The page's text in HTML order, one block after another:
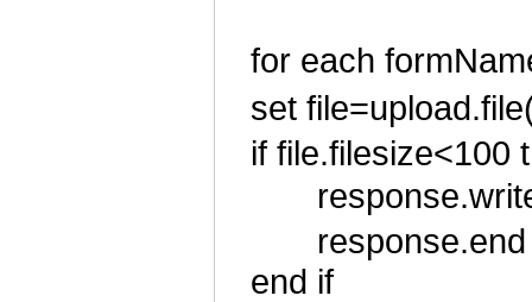
for each
set
if file.filesize<100
response.write
response.end
end if